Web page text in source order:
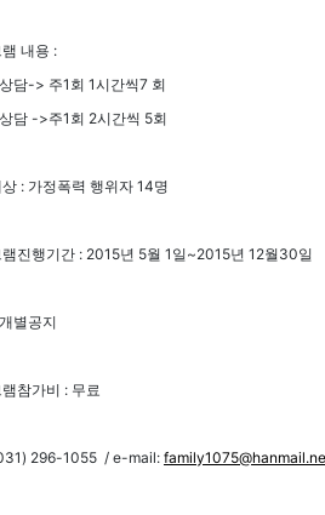
내용 :
-> 주1회 1시간씩7 회
담 ->주1회 2시간씩 5회
: 가정폭력 행위자 14명
진행기간 : 2015년 5월 1일~2015년 12월30일
별공지
참가비 : 무료
296-1055 / e-mail: